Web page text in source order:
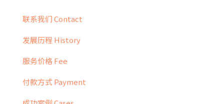
联系我们 Contact
发展历程 History
服务价格 Fee
付款方式 Payment